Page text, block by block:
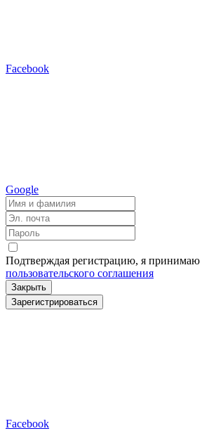
Facebook
Google
Подтверждая регистрацию, я принимаю
пользовательского соглашения
Закрыть
Зарегистрироваться
Facebook